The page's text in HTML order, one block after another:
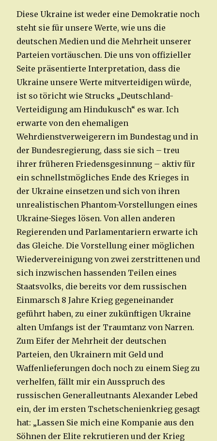
Diese Ukraine ist weder eine Demokratie noch
steht sie für unsere Werte, wie uns die
deutschen Medien und die Mehrheit unserer
Parteien vortäuschen. Die uns von offizieller
Seite präsentierte Interpretation, dass die
Ukraine unsere Werte mitverteidigen würde,
ist so töricht wie Strucks „Deutschland-
Verteidigung am Hindukusch“ es war. Ich
erwarte von den ehemaligen
Wehrdienstverweigerern im Bundestag und in
der Bundesregierung, dass sie sich – treu
ihrer früheren Friedensgesinnung – aktiv für
ein schnellstmögliches Ende des Krieges in
der Ukraine einsetzen und sich von ihren
unrealistischen Phantom-Vorstellungen eines
Ukraine-Sieges lösen. Von allen anderen
Regierenden und Parlamentariern erwarte ich
das Gleiche. Die Vorstellung einer möglichen
Wiedervereinigung von zwei zerstrittenen und
sich inzwischen hassenden Teilen eines
Staatsvolks, die bereits vor dem russischen
Einmarsch 8 Jahre Krieg gegeneinander
geführt haben, zu einer zukünftigen Ukraine
alten Umfangs ist der Traumtanz von Narren.
Zum Eifer der Mehrheit der deutschen
Parteien, den Ukrainern mit Geld und
Waffenlieferungen doch noch zu einem Sieg zu
verhelfen, fällt mir ein Ausspruch des
russischen Generalleutnants Alexander Lebed
ein, der im ersten Tschetschenienkrieg gesagt
hat: „Lassen Sie mich eine Kompanie aus den
Söhnen der Elite rekrutieren und der Krieg